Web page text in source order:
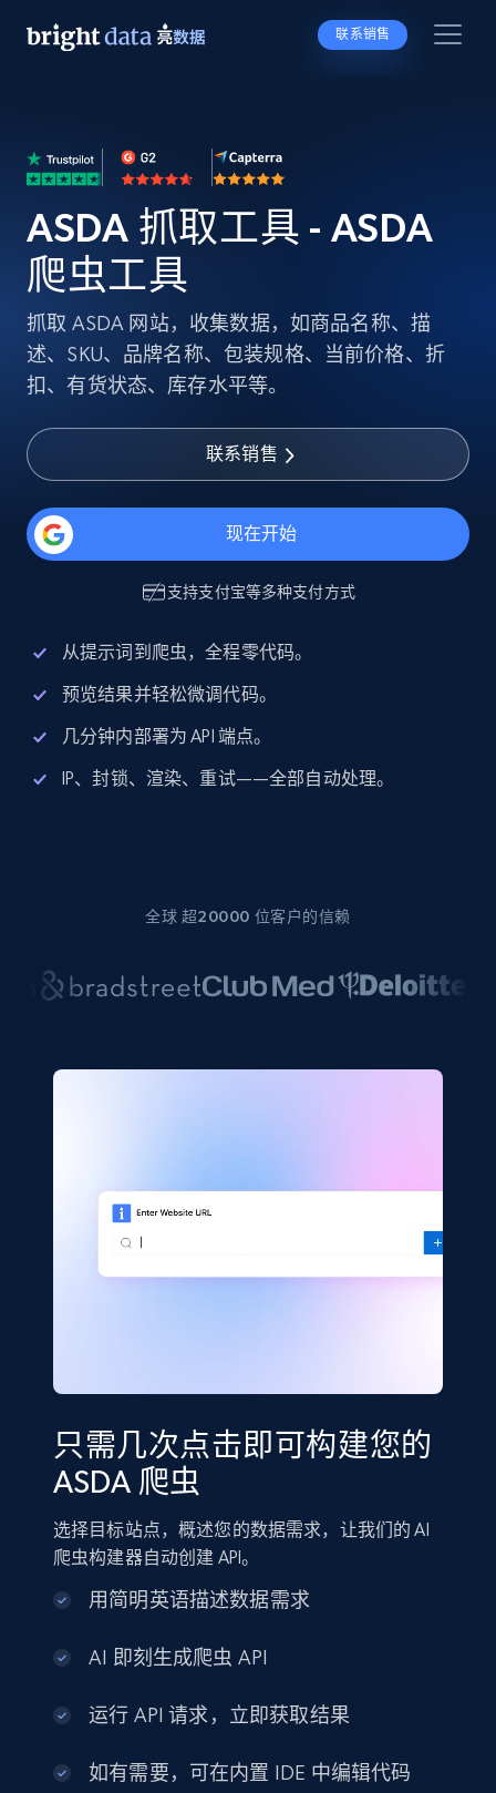
联系销售
ASDA 抓取工具 - ASDA
爬虫工具
抓取 ASDA 网站，收集数据，如商品名称、描
述、SKU、品牌名称、包装规格、当前价格、折
扣、有货状态、库存水平等。
联系销售
现在开始
支持支付宝等多种支付方式
从提示词到爬虫，全程零代码。
预览结果并轻松微调代码。
几分钟内部署为 API 端点。
IP、封锁、渲染、重试——全部自动处理。
全球 超20000 位客户的信赖
只需几次点击即可构建您的
ASDA 爬虫
选择目标站点，概述您的数据需求，让我们的 AI
爬虫构建器自动创建 API。
用简明英语描述数据需求
AI 即刻生成爬虫 API
运行 API 请求，立即获取结果
如有需要，可在内置 IDE 中编辑代码